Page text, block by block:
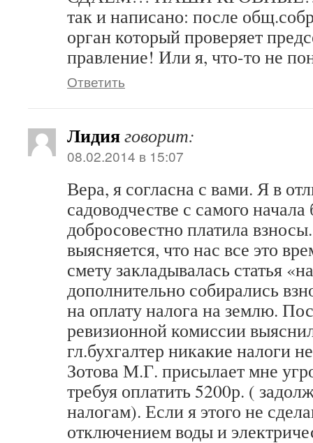
так и написано: после
орган который проверяет
правление! Или я, что-то не
Ответить
Лидияговорит:
08.02.2014 в 15:07
Вера, я согласна с вами. Я в
садоводчестве с самого
добросовестно платила
выясняется, что нас все это
смету закладывалась статья
дополнительно собирались
на оплату налога на землю.
ревизионной комиссии
гл.бухгалтер никакие налоги
Зотова М.Г. присылает мне
требуя оплатить 5200р. (
налогам). Если я этого не
отключением воды и